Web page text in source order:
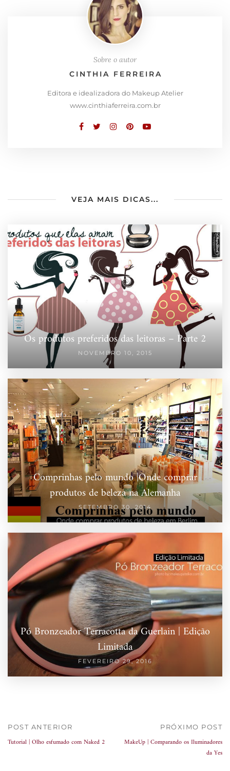
Sobre o autor
CINTHIA FERREIRA
Editora e idealizadora do Makeup Atelier
www.cinthiaferreira.com.br
VEJA MAIS DICAS...
Os produtos preferidos das leitoras – Parte 2
NOVEMBRO 10, 2015
Comprinhas pelo mundo |Onde comprar
produtos de beleza na Alemanha
SETEMBRO 30, 2014
Pó Bronzeador Terracotta da Guerlain | Edição
Limitada
FEVEREIRO 29, 2016
POST ANTERIOR
Tutorial | Olho esfumado com Naked 2
PRÓXIMO POST
MakeUp | Comparando os Iluminadores
da Yes